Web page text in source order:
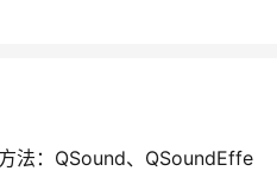
法：QSound、QSoundEffe